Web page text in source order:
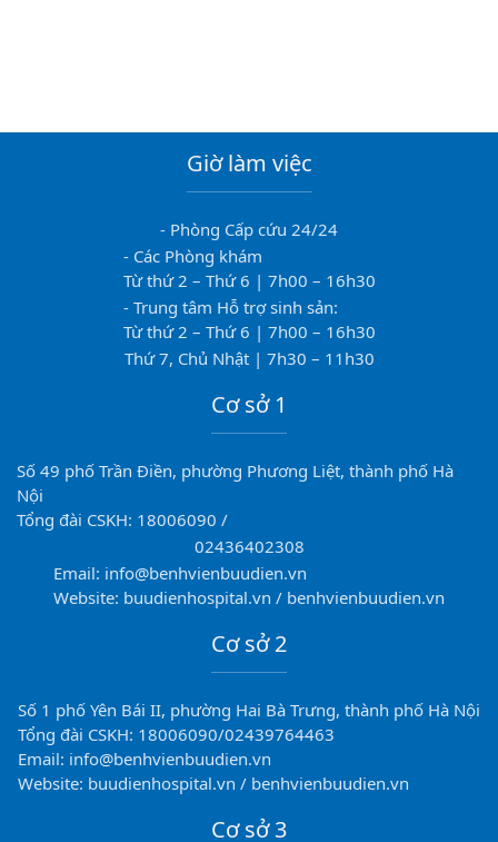
Giờ làm việc
- Phòng Cấp cứu 24/24
- Các Phòng khám
Từ thứ 2 – Thứ 6 | 7h00 – 16h30
- Trung tâm Hỗ trợ sinh sản:
Từ thứ 2 – Thứ 6 | 7h00 – 16h30
Thứ 7, Chủ Nhật | 7h30 – 11h30
Cơ sở 1
Số 49 phố Trần Điền, phường Phương Liệt, thành phố Hà
Nội
Tổng đài CSKH: 18006090 /
02436402308
Email: info@benhvienbuudien.vn
Website: buudienhospital.vn / benhvienbuudien.vn
Cơ sở 2
Số 1 phố Yên Bái II, phường Hai Bà Trưng, thành phố Hà Nội
Tổng đài CSKH: 18006090/02439764463
Email: info@benhvienbuudien.vn
Website: buudienhospital.vn / benhvienbuudien.vn
Cơ sở 3